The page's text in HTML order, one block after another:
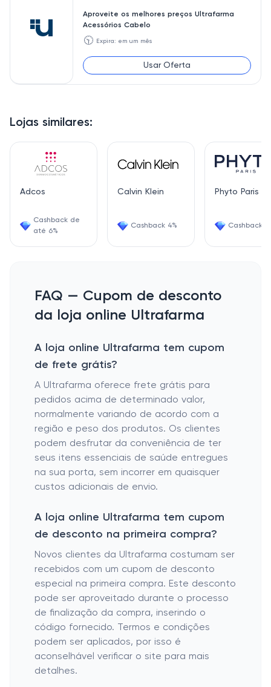
Lojas similares:
Adcos
Cashback de
até 6%
Calvin Klein
Cashback 4%
Phyto Paris
Cashback
Aproveite os melhores preços Ultrafarma
Acessórios Cabelo
🕥 Expira: em um mês
Usar Oferta
FAQ — Cupom de desconto
da loja online Ultrafarma
A loja online Ultrafarma tem cupom
de frete grátis?
A Ultrafarma oferece frete grátis para
pedidos acima de determinado valor,
normalmente variando de acordo com a
região e peso dos produtos. Os clientes
podem desfrutar da conveniência de ter
seus itens essenciais de saúde entregues
na sua porta, sem incorrer em quaisquer
custos adicionais de envio.
A loja online Ultrafarma tem cupom
de desconto na primeira compra?
Novos clientes da Ultrafarma costumam ser
recebidos com um cupom de desconto
especial na primeira compra. Este desconto
pode ser aproveitado durante o processo
de finalização da compra, inserindo o
código fornecido. Termos e condições
podem ser aplicados, por isso é
aconselhável verificar o site para mais
detalhes.